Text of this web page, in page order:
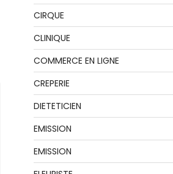
CIRQUE
CLINIQUE
COMMERCE EN LIGNE
CREPERIE
DIETETICIEN
EMISSION
EMISSION